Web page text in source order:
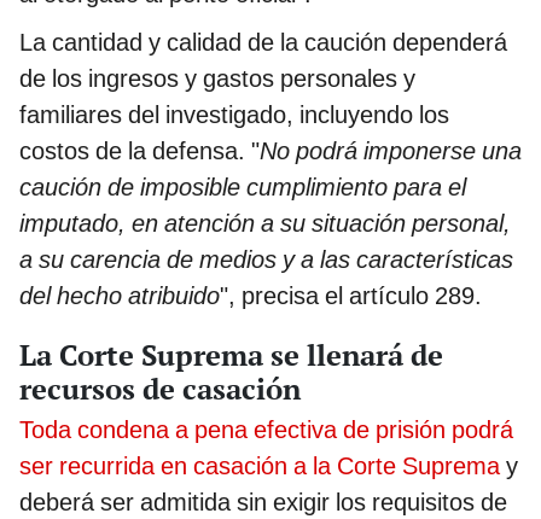
La cantidad y calidad de la caución dependerá
de los ingresos y gastos personales y
familiares del investigado, incluyendo los
costos de la defensa. "No podrá imponerse una
caución de imposible cumplimiento para el
imputado, en atención a su situación personal,
a su carencia de medios y a las características
del hecho atribuido", precisa el artículo 289.
La Corte Suprema se llenará de
recursos de casación
Toda condena a pena efectiva de prisión podrá
ser recurrida en casación a la Corte Supremay
deberá ser admitida sin exigir los requisitos de